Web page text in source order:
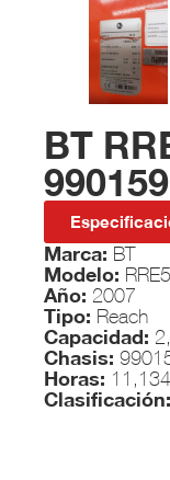
BT
990159
Marca: BT
Modelo: RRE5
Año: 2007
Tipo: Reach
Capacidad:
Chasis:
Horas: 11,134
Clasificación: